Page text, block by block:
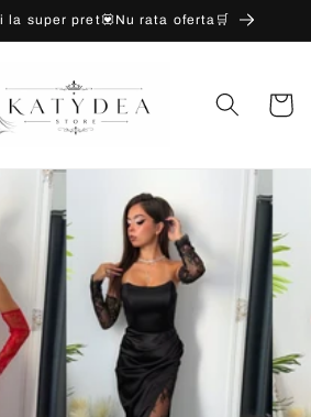
la super pret💟Nu rata oferta🛒
Coș